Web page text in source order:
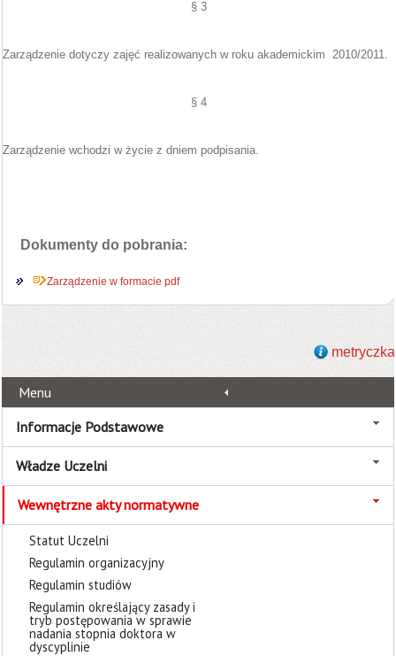
§ 3
Zarządzenie dotyczy zajęć realizowanych w roku akademickim 2010/2011.
§ 4
Zarządzenie wchodzi w życie z dniem podpisania.
Dokumenty do pobrania:
Zarządzenie w formacie pdf
metryczka
Menu
Informacje Podstawowe
Władze Uczelni
Wewnętrzne akty normatywne
Statut Uczelni
Regulamin organizacyjny
Regulamin studiów
Regulamin określający zasady i
tryb postępowania w sprawie
nadania stopnia doktora w
dyscyplinie